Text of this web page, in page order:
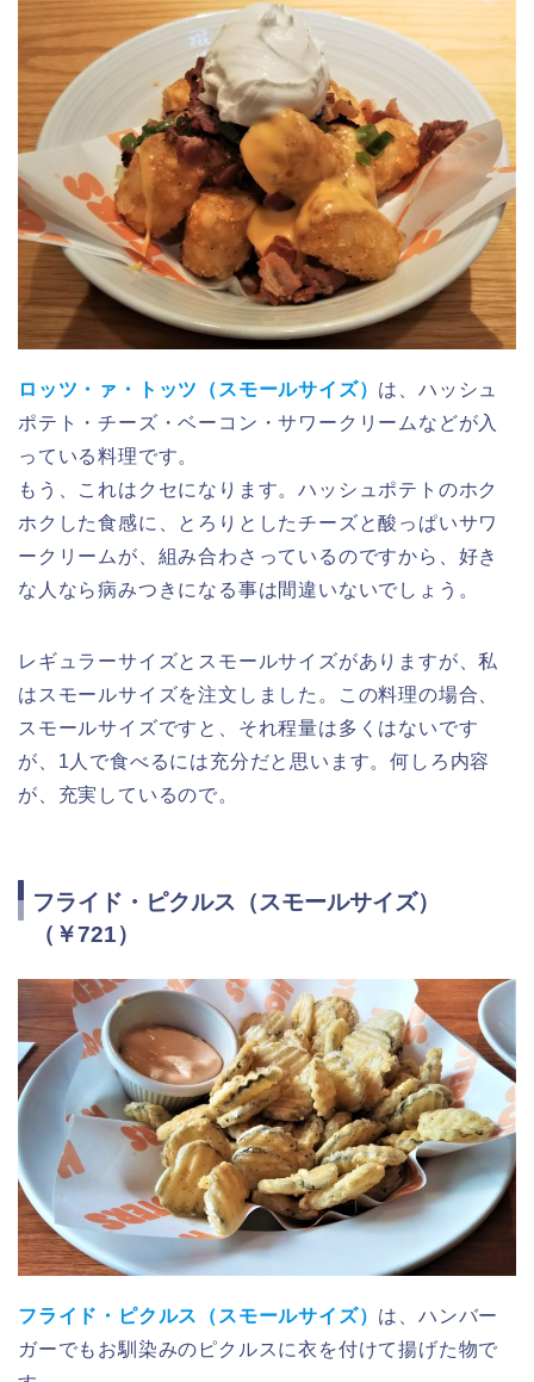
ロッツ・ァ・トッツ（スモールサイズ） は、ハッシュ
ポテト・チーズ・ベーコン・サワークリームなどが入
っている料理です。
もう、これはクセになります。ハッシュポテトのホク
ホクした食感に、とろりとしたチーズと酸っぱいサワ
ークリームが、組み合わさっているのですから、好き
な人なら病みつきになる事は間違いないでしょう。
レギュラーサイズとスモールサイズがありますが、私
はスモールサイズを注文しました。この料理の場合、
スモールサイズですと、それ程量は多くはないです
が、1人で食べるには充分だと思います。何しろ内容
が、充実しているので。
フライド・ピクルス（スモールサイズ）
（￥721）
フライド・ピクルス（スモールサイズ） は、ハンバー
ガーでもお馴染みのピクルスに衣を付けて揚げた物で